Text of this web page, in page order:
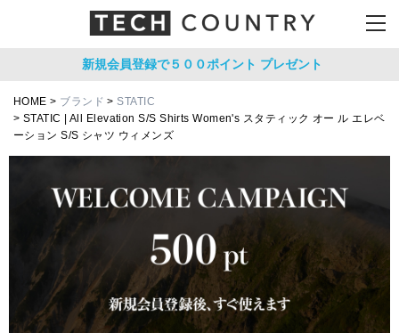
新規会員登録で５００ポイント プレゼント
HOME ブランド
STATIC
STATIC | All Elevation S/S Shirts Women's スタティック オー ル エレベ
ーション S/S シャツ ウィメンズ